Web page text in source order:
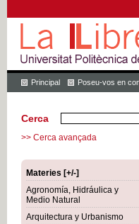
Principal Poseu-vos en
Cerca
>> Cerca avançada
Materies [+/-]
Agronomía, Hidráulica y
Medio Natural
Arquitectura y Urbanismo